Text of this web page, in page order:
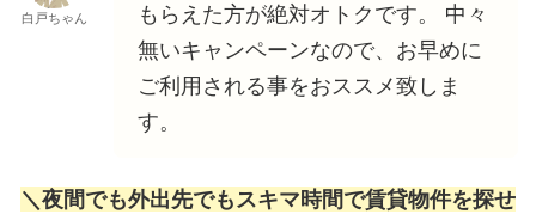
白戸ちゃん
もらえた方が絶対オトクです。 中々
無いキャンペーンなので、お早めに
ご利用される事をおススメ致しま
す。
＼夜間でも外出先でもスキマ時間で賃貸物件を探せ